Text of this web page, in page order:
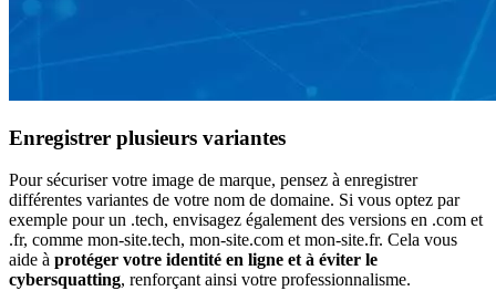
Enregistrer plusieurs variantes
Pour sécuriser votre image de marque, pensez à enregistrer
différentes variantes de votre nom de domaine. Si vous optez par
exemple pour un .tech, envisagez également des versions en .com et
.fr, comme mon-site.tech, mon-site.com et mon-site.fr. Cela vous
aide à protéger votre identité en ligne et à éviter le
cybersquatting, renforçant ainsi votre professionnalisme.